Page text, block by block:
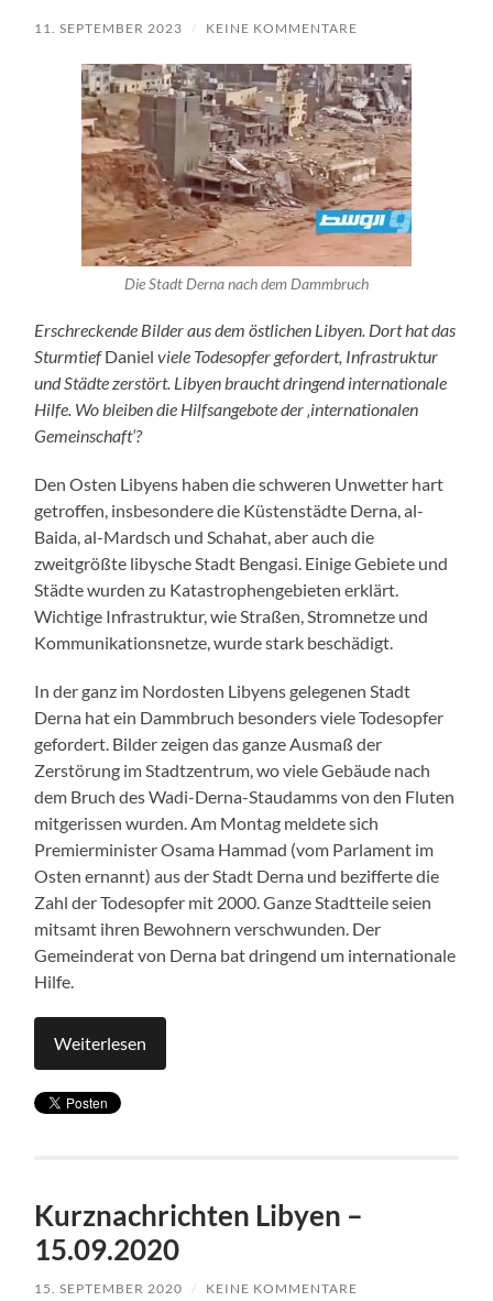
11. SEPTEMBER 2023 / KEINE KOMMENTARE
Die Stadt Derna nach dem Dammbruch
Erschreckende Bilder aus dem östlichen Libyen. Dort hat das
SturmtiefDaniel viele Todesopfer gefordert, Infrastruktur
und Städte zerstört. Libyen braucht dringend internationale
Hilfe. Wo bleiben die Hilfsangebote der ‚internationalen
Gemeinschaft‘?
Den Osten Libyens haben die schweren Unwetter hart
getroffen, insbesondere die Küstenstädte Derna, al-
Baida, al-Mardsch und Schahat, aber auch die
zweitgrößte libysche Stadt Bengasi. Einige Gebiete und
Städte wurden zu Katastrophengebieten erklärt.
Wichtige Infrastruktur, wie Straßen, Stromnetze und
Kommunikationsnetze, wurde stark beschädigt.
In der ganz im Nordosten Libyens gelegenen Stadt
Derna hat ein Dammbruch besonders viele Todesopfer
gefordert. Bilder zeigen das ganze Ausmaß der
Zerstörung im Stadtzentrum, wo viele Gebäude nach
dem Bruch des Wadi-Derna-Staudamms von den Fluten
mitgerissen wurden. Am Montag meldete sich
Premierminister Osama Hammad (vom Parlament im
Osten ernannt) aus der Stadt Derna und bezifferte die
Zahl der Todesopfer mit 2000. Ganze Stadtteile seien
mitsamt ihren Bewohnern verschwunden. Der
Gemeinderat von Derna bat dringend um internationale
Hilfe.
Weiterlesen
Kurznachrichten Libyen –
15.09.2020
15. SEPTEMBER 2020 / KEINE KOMMENTARE